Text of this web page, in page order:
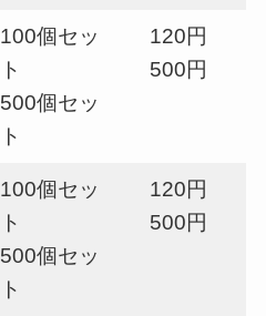
100個セッ
ト
500個セッ
ト
120円
500円
100個セッ
ト
500個セッ
ト
120円
500円